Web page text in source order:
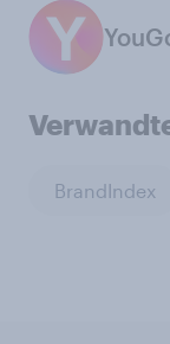
BrandIndex